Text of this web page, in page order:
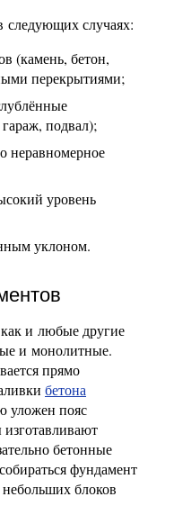
случаях:
(камень, бетон,
перекрытиями;
подвал);
неравномерное
уровень
уклоном.
и любые другие
и монолитные.
прямо
бетона
уложен пояс
бетонные
фундамент
блоков